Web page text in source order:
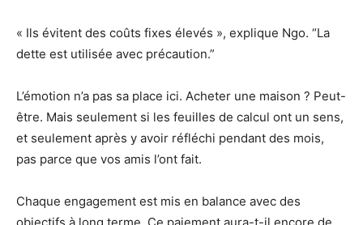
« Ils évitent des coûts fixes élevés », explique Ngo. “La
dette est utilisée avec précaution.”
L’émotion n’a pas sa place ici. Acheter une maison ? Peut-
être. Mais seulement si les feuilles de calcul ont un sens,
et seulement après y avoir réfléchi pendant des mois,
pas parce que vos amis l’ont fait.
Chaque engagement est mis en balance avec des